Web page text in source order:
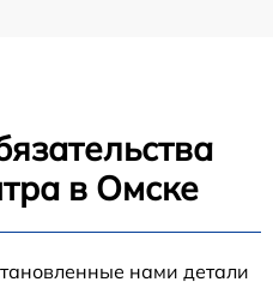
в Омске
нами детали